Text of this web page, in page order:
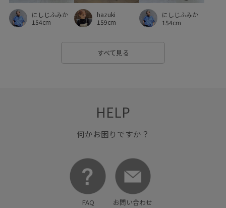
にしじふみか
154cm
hazuki
159cm
にしじふみか
154cm
すべて見る
HELP
何かお困りですか？
FAQ
お問い合わせ